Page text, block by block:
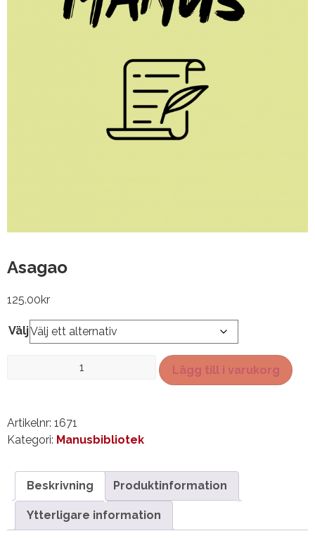
Asagao
125.00kr
Välj
Lägg till i varukorg
Artikelnr: 1671
Kategori: Manusbibliotek
Beskrivning Produktinformation
Ytterligare information